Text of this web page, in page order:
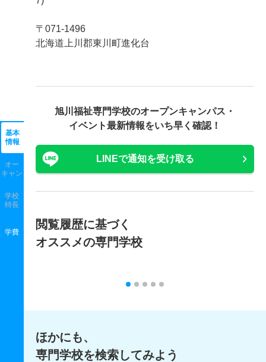
基本
情報
オー
キャン
学校
特長
学費
〒071-1496
北海道上川郡東川町進化台
旭川福祉専門学校のオープンキャンパス・
イベント最新情報をいち早く確認！
LINEで通知を受け取る
閲覧履歴に基づく
オススメの専門学校
ほかにも、
専門学校を検索してみよう